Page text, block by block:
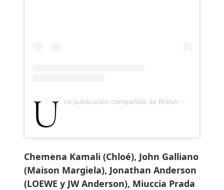
Una publicación compartida de British Fashion Council (@britishfashioncouncil)
Chemena Kamali (Chloé), John Galliano
(Maison Margiela), Jonathan Anderson
(LOEWE y JW Anderson), Miuccia Prada